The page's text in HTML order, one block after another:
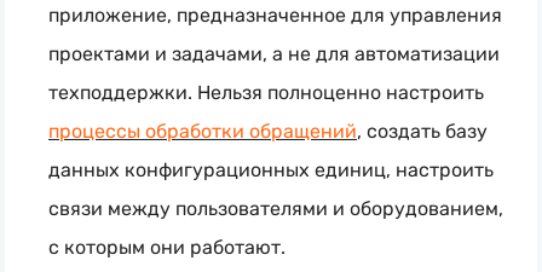
приложение, предназначенное для управления
проектами и задачами, а не для автоматизации
техподдержки. Нельзя полноценно настроить
процессы обработки обращений, создать базу
данных конфигурационных единиц, настроить
связи между пользователями и оборудованием,
с которым они работают.